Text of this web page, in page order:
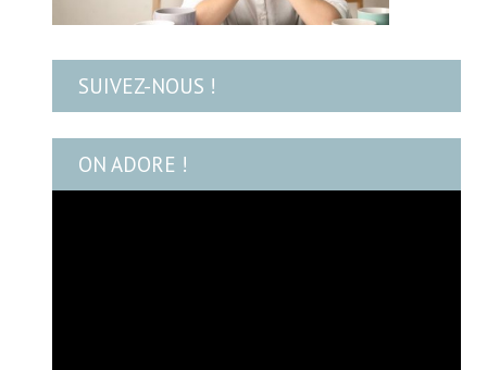
SUIVEZ-NOUS !
ON ADORE !